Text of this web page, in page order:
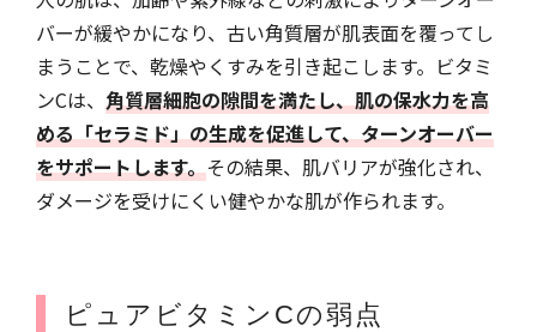
バーが緩やかになり、古い角質層が肌表面を覆ってし
まうことで、乾燥やくすみを引き起こします。ビタミ
ンCは、 角質層細胞の隙間を満たし、肌の保水力を高
める「セラミド」の生成を促進して、ターンオーバー
をサポートします。その結果、肌バリアが強化され、
ダメージを受けにくい健やかな肌が作られます。
ピュアビタミンCの弱点